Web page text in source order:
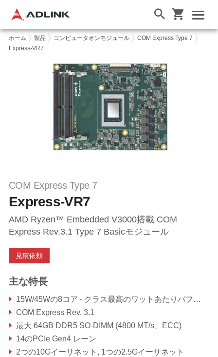
ホーム 製品 コンピュータオンモジュール
COM Express Type 7
Express-VR7
COM Express Type 7
Express-VR7
AMD Ryzen™ Embedded V3000搭載 COM
Express Rev.3.1 Type 7 Basicモジュール
見積依頼
主な特長
15W/45Wの8コア - クラス最高のワットあたりパフォーマンス
COM Express Rev. 3.1
最大 64GB DDR5 SO-DIMM (4800 MT/s、ECC)
14のPCIe Gen4 レーン
2つの10Gイーサネット, 1つの2.5Gイーサネット